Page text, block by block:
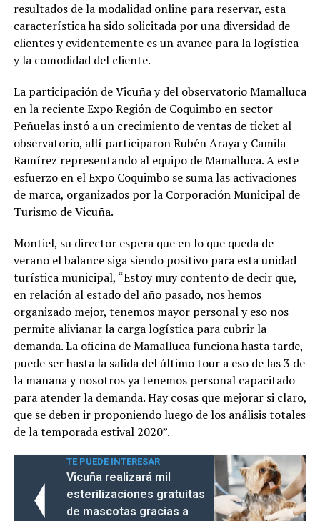
resultados de la modalidad online para reservar, esta
característica ha sido solicitada por una diversidad de
clientes y evidentemente es un avance para la logística
y la comodidad del cliente.
La participación de Vicuña y del observatorio Mamalluca
en la reciente Expo Región de Coquimbo en sector
Peñuelas instó a un crecimiento de ventas de ticket al
observatorio, allí participaron Rubén Araya y Camila
Ramírez representando al equipo de Mamalluca. A este
esfuerzo en el Expo Coquimbo se suma las activaciones
de marca, organizados por la Corporación Municipal de
Turismo de Vicuña.
Montiel, su director espera que en lo que queda de
verano el balance siga siendo positivo para esta unidad
turística municipal, “Estoy muy contento de decir que,
en relación al estado del año pasado, nos hemos
organizado mejor, tenemos mayor personal y eso nos
permite alivianar la carga logística para cubrir la
demanda. La oficina de Mamalluca funciona hasta tarde,
puede ser hasta la salida del último tour a eso de las 3 de
la mañana y nosotros ya tenemos personal capacitado
para atender la demanda. Hay cosas que mejorar si claro,
que se deben ir proponiendo luego de los análisis totales
de la temporada estival 2020”.
TE PUEDE INTERESAR
Vicuña realizará mil
esterilizaciones gratuitas
de mascotas gracias a